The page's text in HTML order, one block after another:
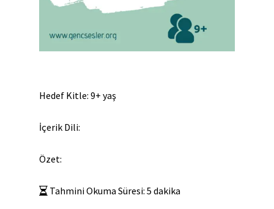
Hedef Kitle: 9+ yaş
İçerik Dili:
Özet:
Tahmini Okuma Süresi: 5 dakika